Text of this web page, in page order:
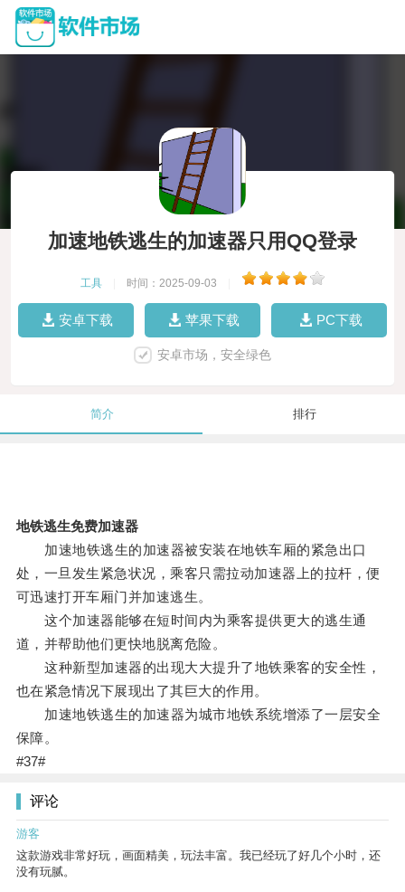
加速地铁逃生的加速器只用QQ登录
工具 时间：2025-09-03
安卓下载 苹果下载 PC下载
安卓市场，安全绿色
简介 排行
地铁逃生免费加速器
加速地铁逃生的加速器被安装在地铁车厢的紧急出口
处，一旦发生紧急状况，乘客只需拉动加速器上的拉杆，便
可迅速打开车厢门并加速逃生。
这个加速器能够在短时间内为乘客提供更大的逃生通
道，并帮助他们更快地脱离危险。
这种新型加速器的出现大大提升了地铁乘客的安全性，
也在紧急情况下展现出了其巨大的作用。
加速地铁逃生的加速器为城市地铁系统增添了一层安全
保障。
#37#
评论
游客
这款游戏非常好玩，画面精美，玩法丰富。我已经玩了好几个小时，还
没有玩腻。